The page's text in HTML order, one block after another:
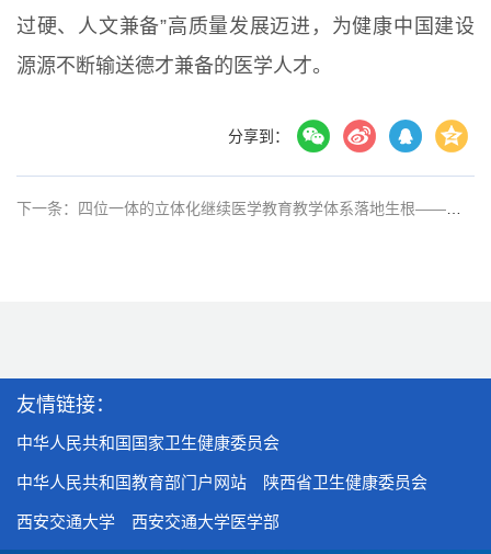
过硬、人文兼备”高质量发展迈进，为健康中国建设
源源不断输送德才兼备的医学人才。
分享到：
下一条：四位一体的立体化继续医学教育教学体系落地生根——我院2025年秋季进修学员岗前培训工作顺利结束
友情链接：
中华人民共和国国家卫生健康委员会
中华人民共和国教育部门户网站 陕西省卫生健康委员会
西安交通大学 西安交通大学医学部